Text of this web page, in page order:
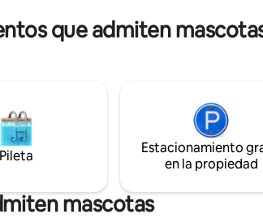
pino acentuados con un toque moderno
de mediados de siglo, este es el lugar
Sumérgete en el jacuzzi de cedro y
contempla las estrellas con un hermoso
estanque como telón de fondo. A 5
minutos del centro de Mineola, a 9
minutos del Mineola Country Club y del
que admiten
Pileta
Estacionamiento
en la propiedad
mascotas